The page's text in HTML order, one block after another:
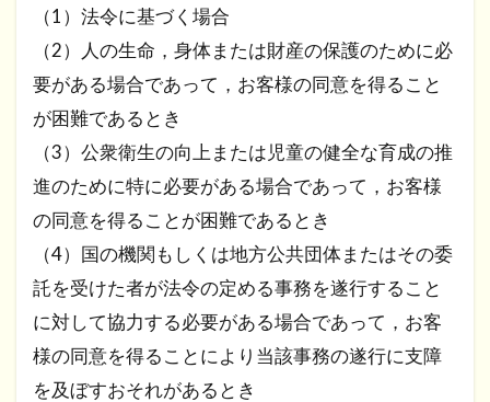
（1）法令に基づく場合
（2）人の生命，身体または財産の保護のために必
要がある場合であって，お客様の同意を得ること
が困難であるとき
（3）公衆衛生の向上または児童の健全な育成の推
進のために特に必要がある場合であって，お客様
の同意を得ることが困難であるとき
（4）国の機関もしくは地方公共団体またはその委
託を受けた者が法令の定める事務を遂行すること
に対して協力する必要がある場合であって，お客
様の同意を得ることにより当該事務の遂行に支障
を及ぼすおそれがあるとき